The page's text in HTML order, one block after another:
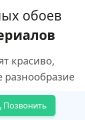
обоев
красиво,
Позвонить